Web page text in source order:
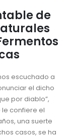
de
escuchado a
el dicho
por diablo”,
confiere el
una suerte
casos, se ha